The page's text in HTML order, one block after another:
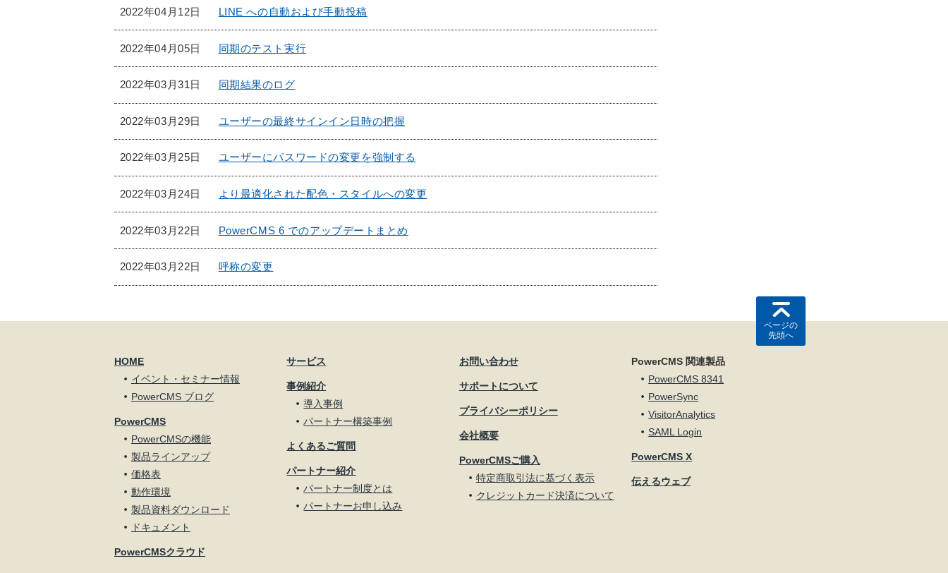
2022年04月12日 LINE への自動および手動投稿
2022年04月05日 同期のテスト実行
2022年03月31日 同期結果のログ
2022年03月29日 ユーザーの最終サインイン日時の把握
2022年03月25日 ユーザーにパスワードの変更を強制する
2022年03月24日 より最適化された配色・スタイルへの変更
2022年03月22日 PowerCMS 6 でのアップデートまとめ
2022年03月22日 呼称の変更
ページの
先頭へ
HOME
イベント・セミナー情報
PowerCMS ブログ
PowerCMS
PowerCMSの機能
製品ラインアップ
価格表
動作環境
製品資料ダウンロード
ドキュメント
PowerCMSクラウド
サービス
事例紹介
導入事例
パートナー構築事例
よくあるご質問
パートナー紹介
パートナー制度とは
パートナーお申し込み
お問い合わせ
サポートについて
プライバシーポリシー
会社概要
PowerCMSご購入
特定商取引法に基づく表示
クレジットカード決済について
PowerCMS 関連製品
PowerCMS 8341
PowerSync
VisitorAnalytics
SAML Login
PowerCMS X
伝えるウェブ